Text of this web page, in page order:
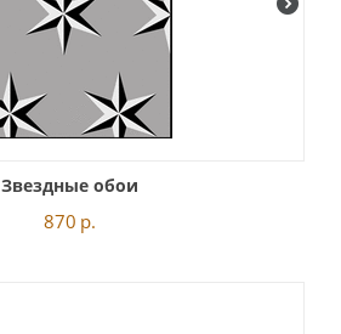
Звездные обои
870 р.